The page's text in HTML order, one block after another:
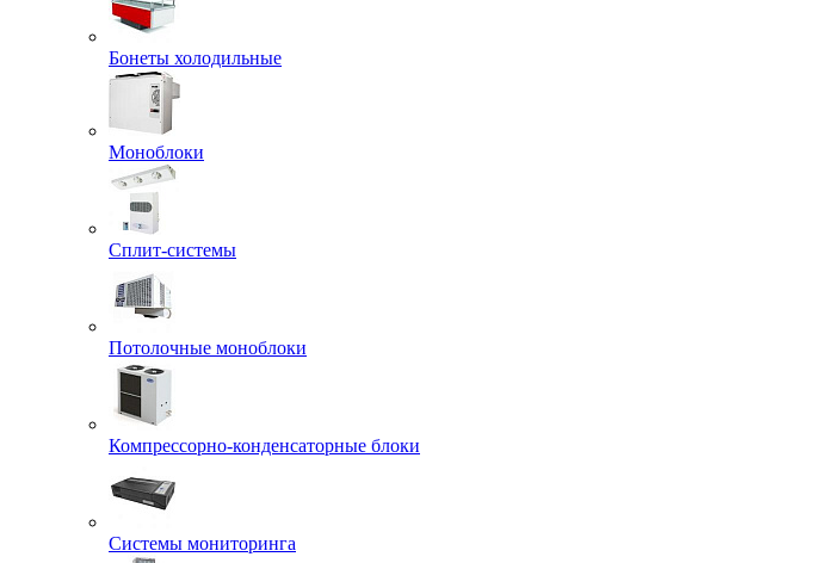
Бонеты холодильные
Моноблоки
Сплит-системы
Потолочные моноблоки
Компрессорно-конденсаторные блоки
Системы мониторинга